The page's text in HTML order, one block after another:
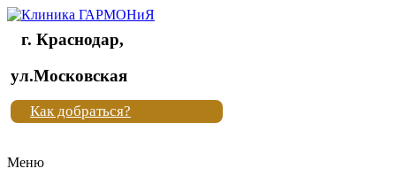
Клиника
"Новая
жизнь"
Клиника
г. Краснодар,
ул.Московская
Как добраться?
Меню